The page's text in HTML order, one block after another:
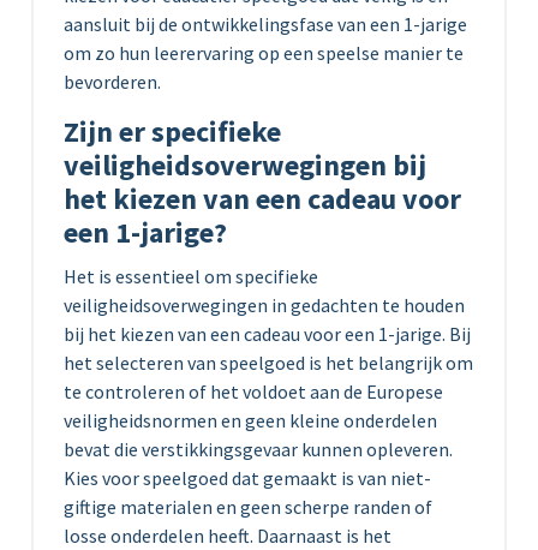
aansluit bij de ontwikkelingsfase van een 1-jarige
om zo hun leerervaring op een speelse manier te
bevorderen.
Zijn er specifieke
veiligheidsoverwegingen bij
het kiezen van een cadeau voor
een 1-jarige?
Het is essentieel om specifieke
veiligheidsoverwegingen in gedachten te houden
bij het kiezen van een cadeau voor een 1-jarige. Bij
het selecteren van speelgoed is het belangrijk om
te controleren of het voldoet aan de Europese
veiligheidsnormen en geen kleine onderdelen
bevat die verstikkingsgevaar kunnen opleveren.
Kies voor speelgoed dat gemaakt is van niet-
giftige materialen en geen scherpe randen of
losse onderdelen heeft. Daarnaast is het